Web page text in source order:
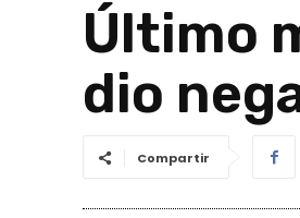
Último
dio
Compartir